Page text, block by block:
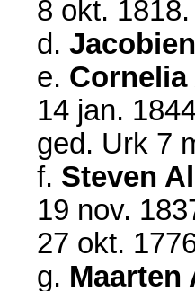
8 okt. 1818.
d.
e.
14 jan.
ged. Urk 7
f. Steven
19 nov.
27 okt.
g. Maarten